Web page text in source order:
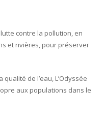
lutte contre la pollution, en
et rivières, pour préserver
qualité de l’eau, L’Odyssée
aux populations dans le